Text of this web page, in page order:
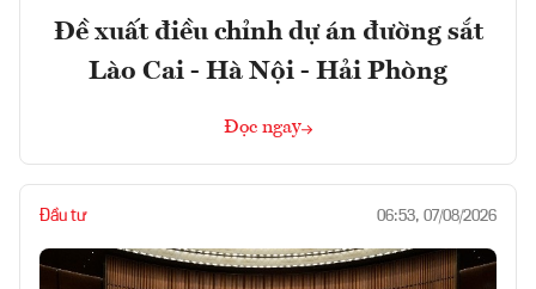
Đề xuất điều chỉnh dự án đường sắt
Lào Cai - Hà Nội - Hải Phòng
Đọc ngay
Đầu tư 06:53, 07/08/2026